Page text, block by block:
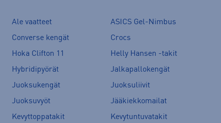
Ale vaatteet
ASICS Gel-Nimbus
Converse kengät
Crocs
Hoka Clifton 11
Helly Hansen -takit
Hybridipyörät
Jalkapallokengät
Juoksukengät
Juoksuliivit
Juoksuvyöt
Jääkiekkomailat
Kevyttoppatakit
Kevytuntuvatakit